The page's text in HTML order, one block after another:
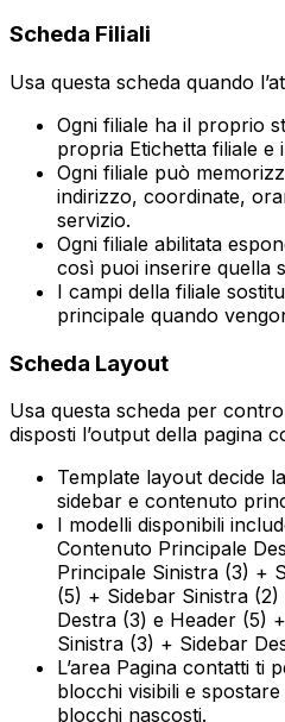
Scheda Filiali
Usa questa scheda quando
Ogni filiale ha il proprio
propria Etichetta filiale e
Ogni filiale può
indirizzo, coordinate,
servizio.
Ogni filiale abilitata
così puoi inserire quella
I campi della filiale
principale quando
Scheda Layout
Usa questa scheda per
disposti l’output della pagina
Template layout decide
sidebar e contenuto
I modelli disponibili
Contenuto Principale
Principale Sinistra (3) +
(5) + Sidebar Sinistra
Destra (3) e Header (5)
Sinistra (3) + Sidebar
L’area Pagina contatti ti
blocchi visibili e
blocchi nascosti.